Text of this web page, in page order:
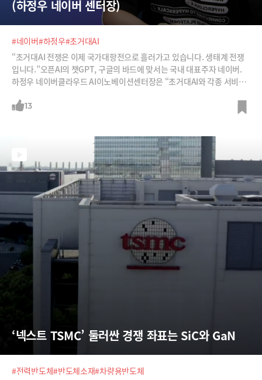
(하정우 네이버 센터장)
#네이버#하정우#초거대AI
“초거대AI 전쟁은 이제 국가대항전으로 흘러가고 있습니다. 생태계 전쟁
입니다.”오픈AI의 챗GPT, 구글의 바드에 맞서는 국내 대표주자 네이버.
하정우 네이버클라우드 AI이노베이션센터장은 “초거대AI와 각종 서비스
로는 API를 통해 챗GPT 생태계를 밖으로 확장하고, 다른 한편으로는 플러
네이버의 대화형 AI서비스 클로바X는 어떤 모습일지, 어떤 생태계를 만들
려고 하는지 하 센터장에게 들어보시죠.
13
‘넥스트 TSMC’ 둘러싼 경쟁 좌표는 SiC와 GaN
#전력반도체#반도체소재#차량용반도체